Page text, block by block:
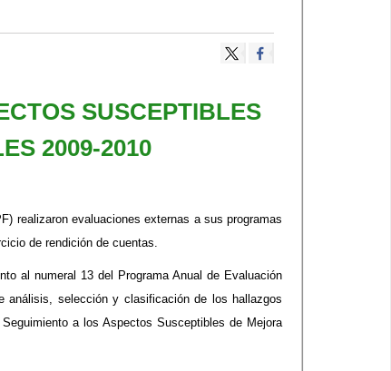
SUSCEPTIBLES
2009-2010
realizaron evaluaciones externas a sus programas
de rendición de cuentas.
al numeral 13 del Programa Anual de Evaluación
análisis, selección y clasificación de los hallazgos
a los Aspectos Susceptibles de Mejora